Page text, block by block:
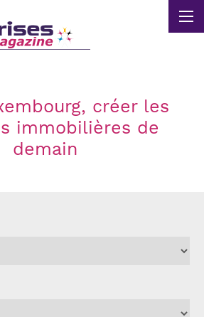
créer les
immobilières de
demain